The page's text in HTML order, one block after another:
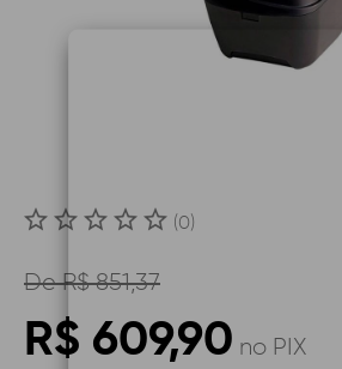
(0)
DeR$ 851,37
R$ 609,90 no PIX